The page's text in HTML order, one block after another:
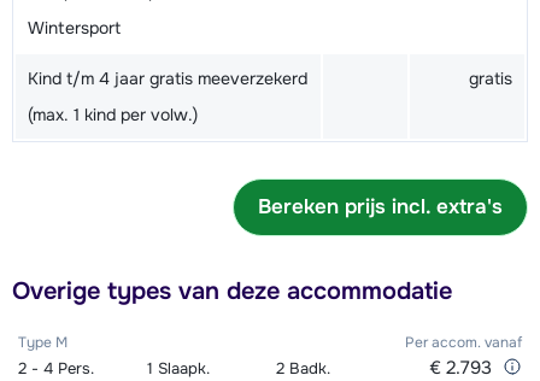
Wintersport
Kind t/m 4 jaar gratis meeverzekerd
(max. 1 kind per volw.)
gratis
Bereken prijs incl. extra's
Overige types van deze accommodatie
Type M Per accom. vanaf
2 - 4 Pers. 1 Slaapk. 2 Badk. € 2.793